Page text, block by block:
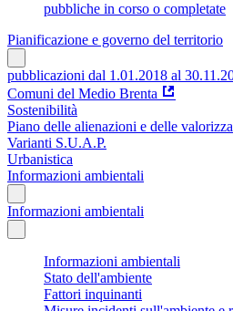
pubbliche in corso o completate
Pianificazione e governo del territorio
pubblicazioni dal 1.01.2018 al
Comuni del Medio Brenta
Sostenibilità
Piano delle alienazioni e delle
Varianti S.U.A.P.
Urbanistica
Informazioni ambientali
Informazioni ambientali
Informazioni ambientali
Stato dell'ambiente
Fattori inquinanti